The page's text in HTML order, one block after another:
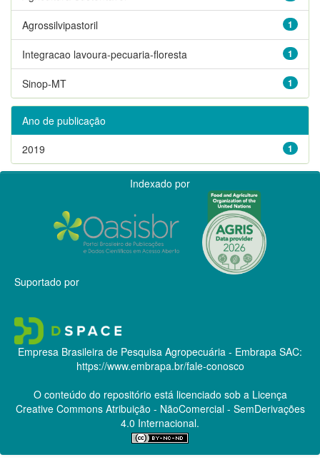
1
Agrossilvipastoril
1
Integracao lavoura-pecuaria-floresta
1
Sinop-MT
Ano de publicação
1
2019
Indexado por
Suportado por
Empresa Brasileira de Pesquisa Agropecuária - Embrapa SAC:
https://www.embrapa.br/fale-conosco
O conteúdo do repositório está licenciado sob a Licença
Creative CommonsAtribuição - NãoComercial - SemDerivações
4.0 Internacional.